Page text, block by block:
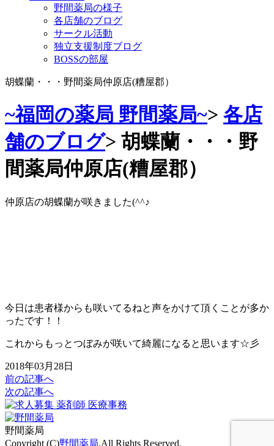
野間薬局の様子
各店舗のブログ
サークル活動
独立支援制度ブログ
BOSSの部屋
胡蝶蘭・・・野間薬局仲原店(糟屋郡）
~福岡の薬局 野間薬局~> 各店
舗のブログ> 胡蝶蘭・・・野
間薬局仲原店(糟屋郡）
仲原店の胡蝶蘭が咲きました(^^♪
今日は患者様からも咲いてるねと声をかけて頂くことが多か
ったです！！
これからもっとつぼみが咲いて綺麗になると思います☆彡
2018年03月28日
前の記事へ
次の記事へ
野間薬局
Copyright (C)野間薬局.All Rights Reserved.